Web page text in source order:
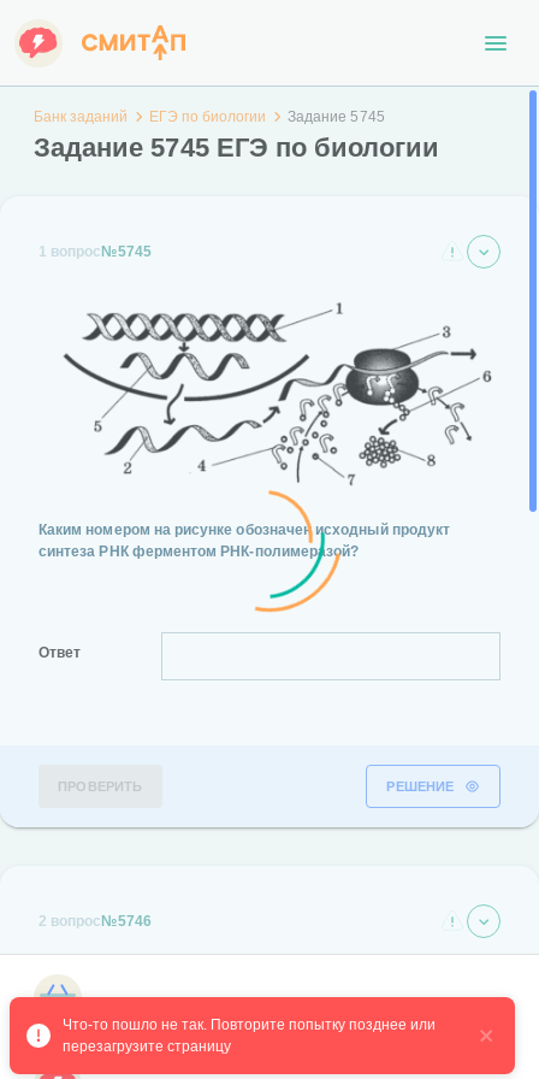
Банк заданий ЕГЭ по биологии Задание 5745
Задание 5745 ЕГЭ по биологии
1 вопрос №5745
Каким номером на рисунке обозначен исходный продукт
синтеза РНК ферментом РНК-полимеразой?
Ответ
ПРОВЕРИТЬ РЕШЕНИЕ
2 вопрос№5746
Что-то пошло не так. Повторите попытку позднее или
перезагрузите страницу